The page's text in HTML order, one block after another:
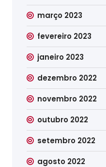
março 2023
fevereiro 2023
janeiro 2023
dezembro 2022
novembro 2022
outubro 2022
setembro 2022
agosto 2022